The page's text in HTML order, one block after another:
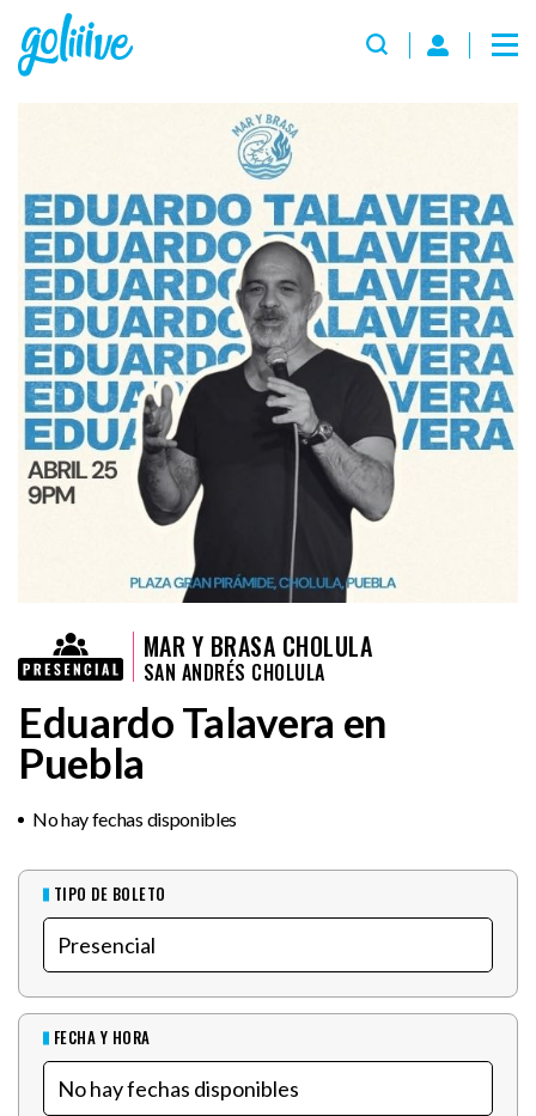
MAR Y BRASA CHOLULA
SAN ANDRÉS CHOLULA
Eduardo Talavera en
Puebla
No hay fechas disponibles
TIPO DE BOLETO
FECHA Y HORA